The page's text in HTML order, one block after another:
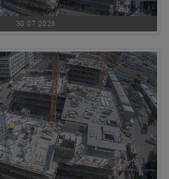
30.07.2026